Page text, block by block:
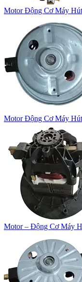
Motor Động Cơ Máy
Motor Động Cơ Máy
Motor – Động Cơ Máy